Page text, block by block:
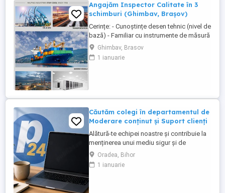
Angajăm Inspector Calitate în 3
schimburi (Ghimbav, Brașov)
Cerințe: - Cunoștințe desen tehnic (nivel de
bază) - Familiar cu instrumente de măsură
și control (ex. șubler) - Limba engleză
(nivel incepator) - Cunoștințe operare PC
(email, Excel) - Abilități bune de lucru în
Ghimbav, Brasov
1 ianuarie
Căutăm colegi în departamentul de
Moderare conținut și Suport clienți
Alătură-te echipei noastre și contribuie la
menținerea unui mediu sigur și de
încredere pe platformele noastre de
anunțuri din România, Germania și
Ungaria. În funcție de experiența și
Oradea, Bihor
1 ianuarie